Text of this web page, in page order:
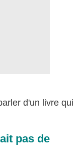
d'un livre qui
pas de